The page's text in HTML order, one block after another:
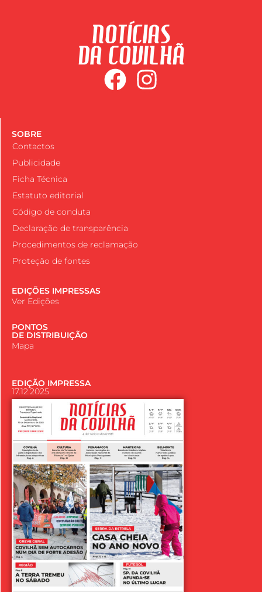
SOBRE
Contactos
Publicidade
Ficha Técnica
Estatuto editorial
Código de conduta
Declaração de transparência
Procedimentos de reclamação
Proteção de fontes
EDIÇÕES IMPRESSAS
Ver Edições
PONTOS
DE DISTRIBUIÇÃO
Mapa
EDIÇÃO IMPRESSA
17.12.2025